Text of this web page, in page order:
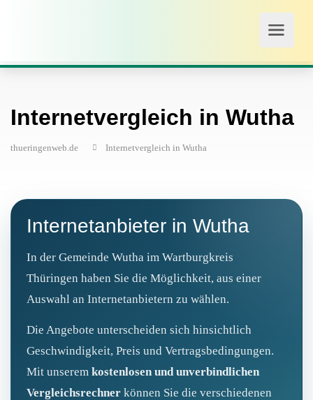
Internetvergleich in Wutha
thueringenweb.de Internetvergleich in Wutha
Internetanbieter in Wutha
In der Gemeinde Wutha im Wartburgkreis
Thüringen haben Sie die Möglichkeit, aus einer
Auswahl an Internetanbietern zu wählen.
Die Angebote unterscheiden sich hinsichtlich
Geschwindigkeit, Preis und Vertragsbedingungen.
Mit unserem kostenlosen und unverbindlichen
Vergleichsrechner können Sie die verschiedenen